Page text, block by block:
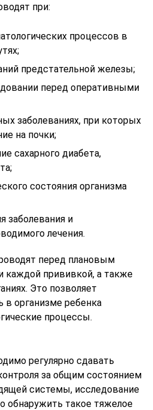
при:
процессов в
предстательной железы;
перед оперативными
заболеваниях, при которых
на почки;
сахарного диабета,
состояния организма
заболевания и
лечения.
перед плановым
каждой прививкой, а также
Это позволяет
организме ребенка
процессы.
регулярно сдавать
за общим состоянием
системы, исследование
обнаружить такое тяжелое